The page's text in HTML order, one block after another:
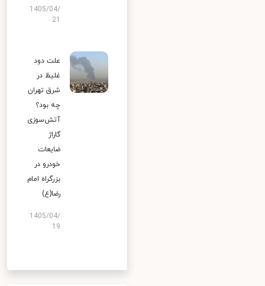
1405/04/
علت دود
غلیظ در
شرق تهران
چه بود؟
آتش‌سوزی
گاراژ
ضایعات
خودرو در
بزرگراه امام
رضا(ع)
1405/04/
19